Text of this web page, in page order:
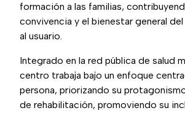
formación a las familias,
convivencia y el bienestar general
al usuario.
Integrado en la red pública de salud
centro trabaja bajo un enfoque
persona, priorizando su
de rehabilitación, promoviendo su